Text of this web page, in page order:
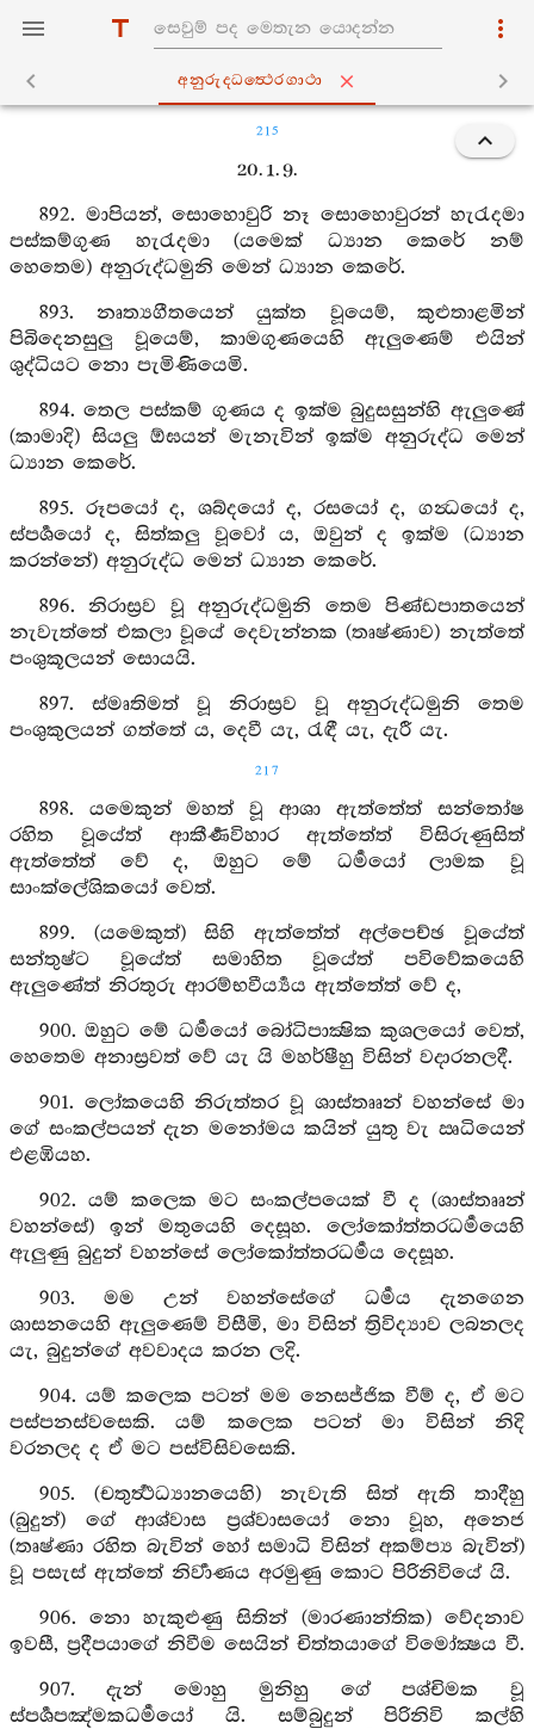
අනුරුද‍්ධත්‍ථෙරගාථා
215
20. 1. 9.
892. මාපියන්, සොහොවුරි නෑ සොහොවුරන් හැරැදමා
පස්කම්ගුණ හැරැදමා (යමෙක් ධ්‍යාන කෙරේ නම්
හෙතෙම) අනුරුද්ධමුනි මෙන් ධ්‍යාන කෙරේ.
893. නෘත්‍යගීතයෙන් යුක්ත වූයෙම්, කුළුතාළමින්
පිබිදෙනසුලු වූයෙම්, කාමගුණයෙහි ඇලුණෙම් එයින්
ශුද්ධියට නො පැමිණියෙමි.
894. තෙල පස්කම් ගුණය ද ඉක්ම බුදුසසුන්හි ඇලුණේ
(කාමාදි) සියලු ඕඝයන් මැනැවින් ඉක්ම අනුරුද්ධ මෙන්
ධ්‍යාන කෙරේ.
895. රූපයෝ ද, ශබ්දයෝ ද, රසයෝ ද, ගන්‍ධයෝ ද,
ස්පර්‍ශයෝ ද, සිත්කලු වූවෝ ය, ඔවුන් ද ඉක්ම (ධ්‍යාන
කරන්නේ) අනුරුද්ධ මෙන් ධ්‍යාන කෙරේ.
896. නිරාස්‍රව වූ අනුරුද්ධමුනි තෙම පිණ්ඩපාතයෙන්
නැවැත්තේ එකලා වූයේ දෙවැන්නක (තෘෂ්ණාව) නැත්තේ
පංශුකූලයන් සොයයි.
897. ස්මෘතිමත් වූ නිරාස්‍රව වූ අනුරුද්ධමුනි තෙම
පංශුකුලයන් ගත්තේ ය, දෙවී යැ, රැඳී යැ, දැරී යැ.
217
898. යමෙකුන් මහත් වූ ආශා ඇත්තේත් සන්තෝෂ
රහිත වූයේත් ආකීර්‍ණවිහාර ඇත්තේත් විසිරුණුසිත්
ඇත්තේත් වේ ද, ඔහුට මේ ධර්‍මයෝ ලාමක වූ
සාංක්ලේශිකයෝ වෙත්.
899. (යමෙකුත්) සිහි ඇත්තේත් අල්පෙච්ඡ වූයේත්
සන්තුෂ්ට වූයේත් සමාහිත වූයේත් පවිවේකයෙහි
ඇලුණේත් නිරතුරු ආරම්භවීර්‍ය්‍යය ඇත්තේත් වේ ද,
900. ඔහුට මේ ධර්‍මයෝ බෝධිපාක්‍ෂික කුශලයෝ වෙත්,
හෙතෙම අනාස්‍රවත් වේ යැ යි මහර්ෂීහු විසින් වදාරනලදී.
901. ලෝකයෙහි නිරුත්තර වූ ශාස්තෲන් වහන්සේ මා
ගේ සංකල්පයන් දැන මනෝමය කයින් යුතු වැ ඍධියෙන්
එළඹියහ.
902. යම් කලෙක මට සංකල්පයෙක් වී ද (ශාස්තෲන්
වහන්සේ) ඉන් මතුයෙහි දෙසූහ. ලෝකෝත්තරධර්‍මයෙහි
ඇලුණු බුදුන් වහන්සේ ලෝකෝත්තරධර්‍මය දෙසූහ.
903. මම උන් වහන්සේගේ ධර්‍මය දැනගෙන
ශාසනයෙහි ඇලුණෙම් විසීමි, මා විසින් ත්‍රිවිද්‍යාව ලබනලද
යැ, බුදුන්ගේ අවවාදය කරන ලදි.
904. යම් කලෙක පටන් මම නෙසජ්ජික වීම් ද, ඒ මට
පස්පනස්වසෙකි. යම් කලෙක පටන් මා විසින් නිදි
වරනලද ද ඒ මට පස්විසිවසෙකි.
905. (චතුර්‍ත්‍ථධ්‍යානයෙහි) නැවැති සිත් ඇති තාදීහු
(බුදුන්) ගේ ආශ්වාස ප්‍රශ්වාසයෝ නො වූහ, අනෙජ
(තෘෂ්ණා රහිත බැවින් හෝ සමාධි විසින් අකම්ප්‍ය බැවින්)
වූ පසැස් ඇත්තේ නිර්‍වාණය අරමුණු කොට පිරිනිවියේ යි.
906. නො හැකුළුණු සිතින් (මාරණාන්තික) වේදනාව
ඉවසී, ප්‍රදීපයාගේ නිවීම සෙයින් චිත්තයාගේ විමෝක්‍ෂය වී.
907. දැන් මොහු මුනිහු ගේ පශ්චිමක වූ
ස්පර්‍ශපඤ්මකධර්‍මයෝ යි. සම්බුදුන් පිරිනිවි කල්හි